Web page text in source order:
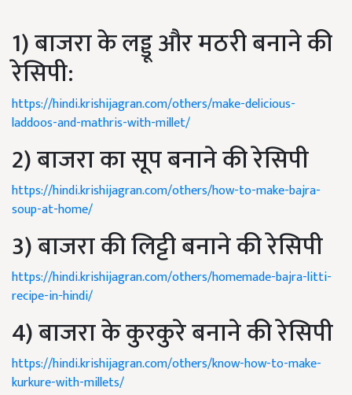
1) बाजरा के लड्डू और मठरी बनाने की
रेसिपी:
https://hindi.krishijagran.com/others/make-delicious-
laddoos-and-mathris-with-millet/
2) बाजरा का सूप बनाने की रेसिपी
https://hindi.krishijagran.com/others/how-to-make-bajra-
soup-at-home/
3) बाजरा की लिट्टी बनाने की रेसिपी
https://hindi.krishijagran.com/others/homemade-bajra-litti-
recipe-in-hindi/
4) बाजरा के कुरकुरे बनाने की रेसिपी
https://hindi.krishijagran.com/others/know-how-to-make-
kurkure-with-millets/